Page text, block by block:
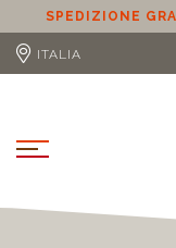
SPEDIZIONE
ITALIA